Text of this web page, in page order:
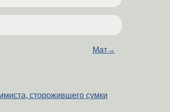
Мат→
сторожившего сумки